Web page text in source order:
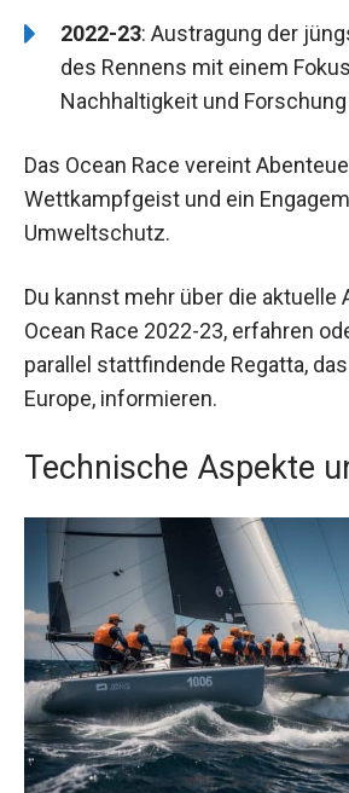
2022-23: Austragung der
des Rennens mit einem
Nachhaltigkeit und
Das Ocean Race vereint
Wettkampfgeist und ein
Umweltschutz.
Du kannst mehr über die aktuelle
Ocean Race 2022-23, erfahren
parallel stattfindende Regatta,
Europe, informieren.
Technische Aspekte